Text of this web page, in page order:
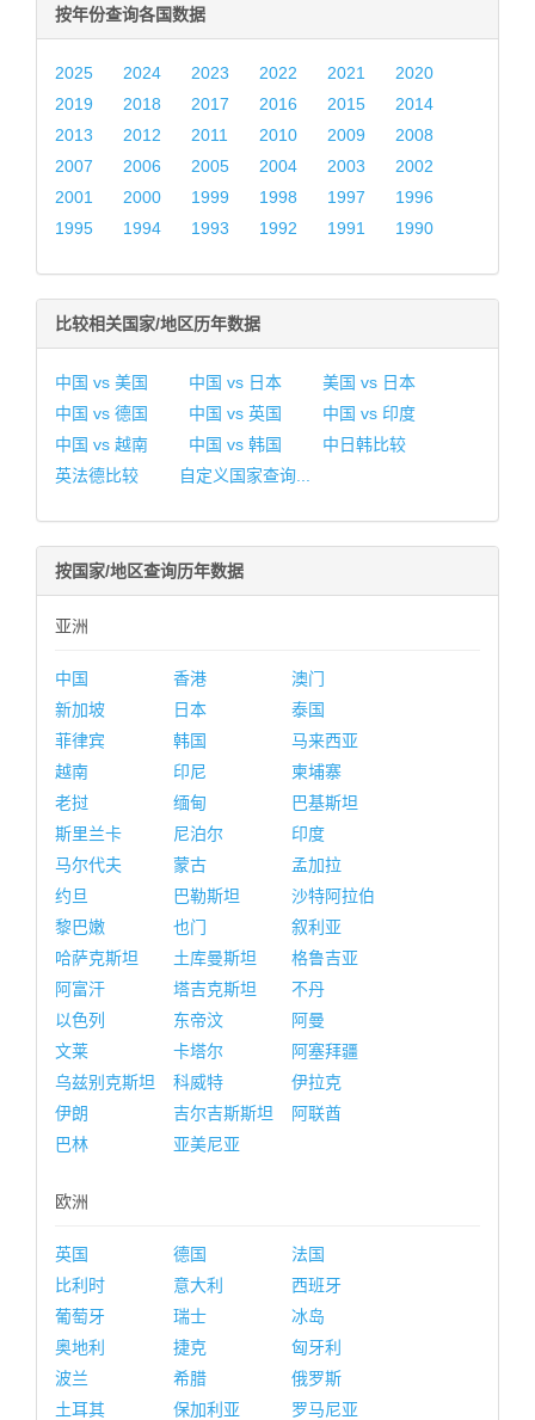
按年份查询各国数据
2025 2024 2023 2022 2021
2020
2019
2018 2017 2016 2015
2014
2013
2012 2011 2010 2009
2008
2007
2006 2005 2004 2003
2002
2001
2000 1999 1998 1997
1996
1995
1994 1993 1992 1991 1990
比较相关国家/地区历年数据
中国 vs 美国 中国 vs 日本
美国 vs 日本
中国 vs 德国
中国 vs 英国
中国 vs 印度
中国 vs 越南
中国 vs 韩国
中日韩比较
英法德比较
自定义国家查询...
按国家/地区查询历年数据
亚洲
中国 香港
澳门
新加坡
日本
泰国
菲律宾
韩国
马来西亚
越南
印尼
柬埔寨
老挝
缅甸
巴基斯坦
斯里兰卡
尼泊尔
印度
马尔代夫
蒙古
孟加拉
约旦
巴勒斯坦
沙特阿拉伯
黎巴嫩
也门
叙利亚
哈萨克斯坦
土库曼斯坦
格鲁吉亚
阿富汗
塔吉克斯坦
不丹
以色列
东帝汶
阿曼
文莱
卡塔尔
阿塞拜疆
乌兹别克斯坦
科威特
伊拉克
伊朗
吉尔吉斯斯坦
阿联酋
巴林
亚美尼亚
欧洲
英国 德国
法国
比利时
意大利
西班牙
葡萄牙
瑞士
冰岛
奥地利
捷克
匈牙利
波兰
希腊
俄罗斯
土耳其
保加利亚
罗马尼亚